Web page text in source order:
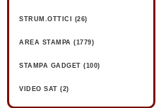
STRUM.OTTICI (26)
AREA STAMPA (1779)
STAMPA GADGET (100)
VIDEO SAT (2)